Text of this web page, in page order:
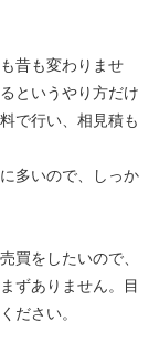
昔も変わりませ
というやり方だけ
で行い、相見積も
多いので、しっか
買をしたいので、
ずありません。目
ださい。